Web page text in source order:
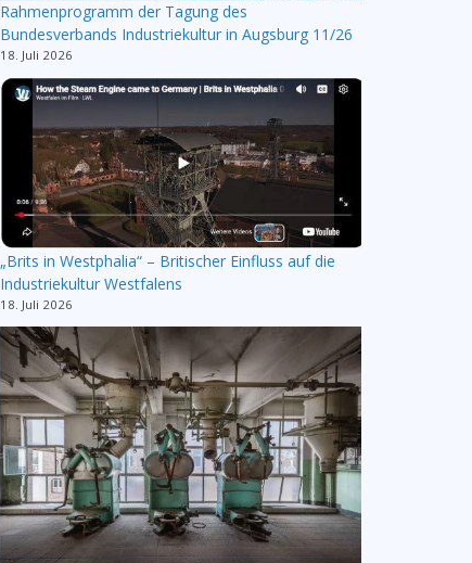
Rahmenprogramm der Tagung des
Bundesverbands Industriekultur in Augsburg 11/26
18. Juli 2026
„Brits in Westphalia“ – Britischer Einfluss auf die
Industriekultur Westfalens
18. Juli 2026